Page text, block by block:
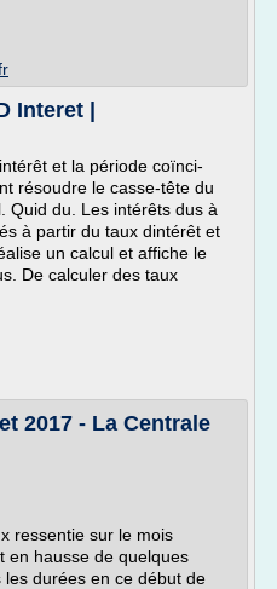
Interet |
et la période coïnci-
résoudre le casse-tête du
Quid du. Les intérêts dus à
à partir du taux dintérêt et
un calcul et affiche le
De calculer des taux
2017 - La Centrale
ressentie sur le mois
en hausse de quelques
durées en ce début de